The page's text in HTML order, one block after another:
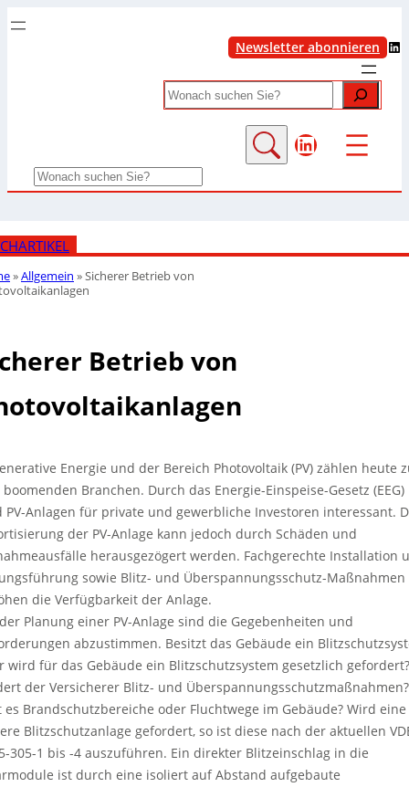
Newsletter abonnieren LinkedIn
Search
LinkedIn
Search
»Allgemein »Sicherer Betrieb von
Betrieb von
Energie und der Bereich Photovoltaik (PV) zählen heute
Branchen. Durch das Energie-Einspeise-Gesetz (EEG)
PV-Anlagen für private und gewerbliche Investoren interessant.
der PV-Anlage kann jedoch durch Schäden und
herausgezögert werden. Fachgerechte Installation
sowie Blitz- und Überspannungsschutz-Maßnahmen
die Verfügbarkeit der Anlage.
Planung einer PV-Anlage sind die Gegebenheiten und
abzustimmen. Besitzt das Gebäude ein
wird für das Gebäude ein Blitzschutzsystem gesetzlich gefordert?
der Versicherer Blitz- und Überspannungsschutzmaßnahmen?
es Brandschutzbereiche oder Fluchtwege im Gebäude? Wird eine
Blitzschutzanlage gefordert, so ist diese nach der aktuellen
305-1 bis -4 auszuführen. Ein direkter Blitzeinschlag in die
ist durch eine isoliert auf Abstand aufgebaute